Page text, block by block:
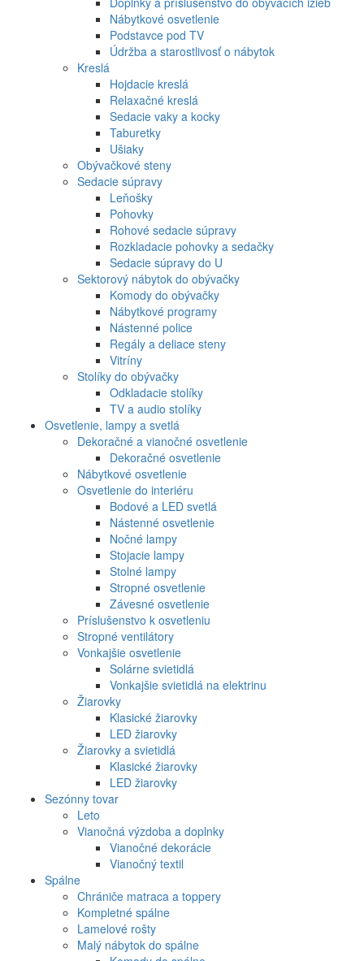
Nábytkové osvetlenie
Podstavce pod TV
Údržba a starostlivosť o nábytok
Kreslá
Hojdacie kreslá
Relaxačné kreslá
Sedacie vaky a kocky
Taburetky
Ušiaky
Obývačkové steny
Sedacie súpravy
Leňošky
Pohovky
Rohové sedacie súpravy
Rozkladacie pohovky a sedačky
Sedacie súpravy do U
Sektorový nábytok do obývačky
Komody do obývačky
Nábytkové programy
Nástenné police
Regály a deliace steny
Vitríny
Stolíky do obývačky
Odkladacie stolíky
TV a audio stolíky
Osvetlenie, lampy a svetlá
Dekoračné a vianočné osvetlenie
Dekoračné osvetlenie
Nábytkové osvetlenie
Osvetlenie do interiéru
Bodové a LED svetlá
Nástenné osvetlenie
Nočné lampy
Stojacie lampy
Stolné lampy
Stropné osvetlenie
Závesné osvetlenie
Príslušenstvo k osvetleniu
Stropné ventilátory
Vonkajšie osvetlenie
Solárne svietidlá
Vonkajšie svietidlá na elektrinu
Žiarovky
Klasické žiarovky
LED žiarovky
Žiarovky a svietidlá
Klasické žiarovky
LED žiarovky
Sezónny tovar
Leto
Vianočná výzdoba a doplnky
Vianočné dekorácie
Vianočný textil
Spálne
Chrániče matraca a toppery
Kompletné spálne
Lamelové rošty
Malý nábytok do spálne